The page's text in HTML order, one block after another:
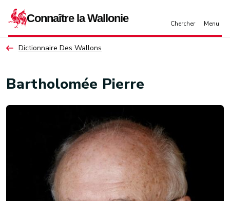
Dictionnaire Des Wallons
Bartholomée Pierre